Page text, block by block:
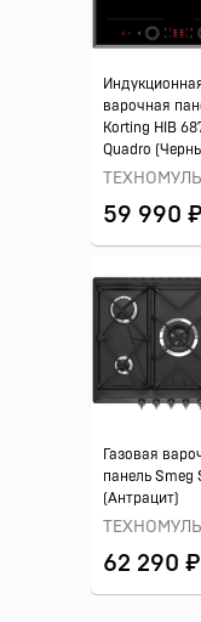
варочная
Korting HIB
Quadro
ТЕХНОМУЛЬТ
59 990 ₽
Газовая
панель Smeg
(Антрацит)
ТЕХНОМУЛЬТ
62 290 ₽